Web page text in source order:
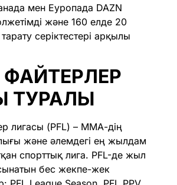
мен Еуропада DAZN
және 160 елде 20
серіктестері арқылы
ФАЙТЕРЛЕР
ТУРАЛЫ
лигасы (PFL) – ММА-дің
және әлемдегі ең жылдам
спорттық лига. PFL-де жыл
бес жекпе-жек